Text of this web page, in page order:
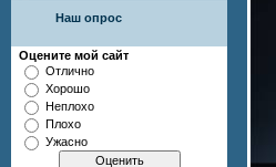
Наш опрос
Оцените мой сайт
Отлично
Хорошо
Неплохо
Плохо
Ужасно